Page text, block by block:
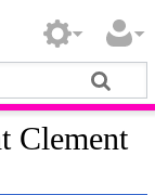
Clement